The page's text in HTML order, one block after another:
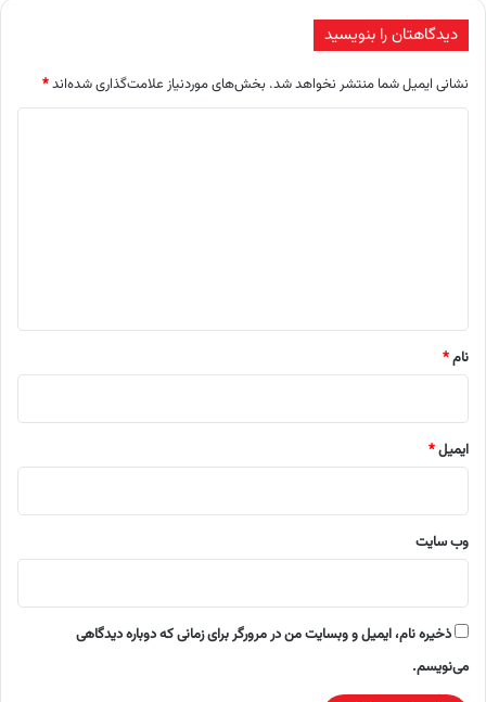
دیدگاهتان را بنویسید
نشانی ایمیل شما منتشر نخواهد شد. بخش‌های موردنیاز علامت‌گذاری شده‌اند*
نام*
ایمیل*
وب‌ سایت
ذخیره نام، ایمیل و وبسایت من در مرورگر برای زمانی که دوباره دیدگاهی
می‌نویسم.